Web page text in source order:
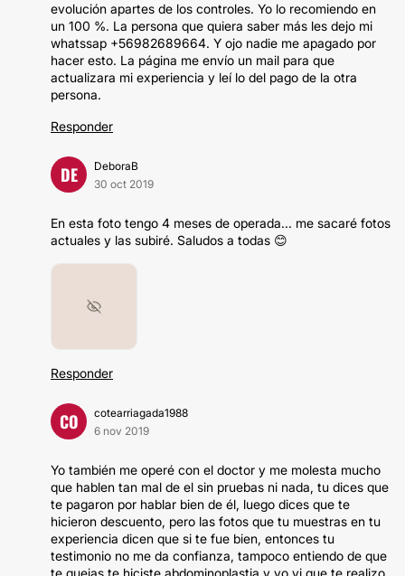
evolución apartes de los controles. Yo lo recomiendo en
un 100 %. La persona que quiera saber más les dejo mi
whatssap +56982689664. Y ojo nadie me apagado por
hacer esto. La página me envío un mail para que
actualizara mi experiencia y leí lo del pago de la otra
persona.
Responder
DE
DeboraB
30 oct 2019
En esta foto tengo 4 meses de operada... me sacaré fotos
actuales y las subiré. Saludos a todas 😊
Responder
CO
cotearriagada1988
6 nov 2019
Yo también me operé con el doctor y me molesta mucho
que hablen tan mal de el sin pruebas ni nada, tu dices que
te pagaron por hablar bien de él, luego dices que te
hicieron descuento, pero las fotos que tu muestras en tu
experiencia dicen que si te fue bien, entonces tu
testimonio no me da confianza, tampoco entiendo de que
te quejas te hiciste abdominoplastia y yo vi que te realizo